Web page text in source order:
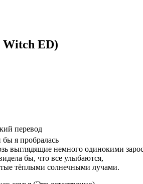
ED)
перевод
бы я пробралась
выглядящие немного одинокими
бы, что все улыбаются,
тёплыми солнечными лучами.